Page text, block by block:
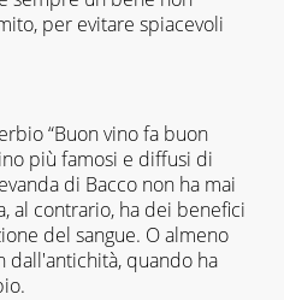
per evitare spiacevoli
“Buon vino fa buon
più famosi e diffusi di
di Bacco non ha mai
al contrario, ha dei benefici
del sangue. O almeno
dall'antichità, quando ha